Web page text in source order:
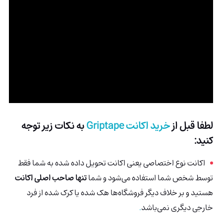
لطفا قبل ازخرید اکانتGriptapeبه نکات زیر توجه
کنید:
اکانت نوع اختصاصی یعنی اکانت تحویل داده شده به شما فقط
توسط شخص شما استفاده می‌شود و شماتنها صاحب اصلی اکانت
هستید و بر خلاف دیگر فروشگاه‌ها هک شدهیا کرک شده از فرد
خارجی دیگری نمی‌باشد.